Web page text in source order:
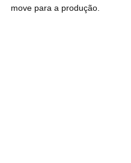
move para a produção.